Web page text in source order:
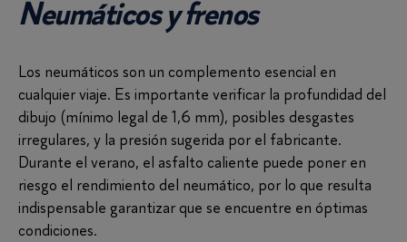
Neumáticos y frenos
Los neumáticos son un complemento esencial en
cualquier viaje. Es importante verificar la profundidad del
dibujo (mínimo legal de 1,6 mm), posibles desgastes
irregulares, y la presión sugerida por el fabricante.
Durante el verano, el asfalto caliente puede poner en
riesgo el rendimiento del neumático, por lo que resulta
indispensable garantizar que se encuentre en óptimas
condiciones.